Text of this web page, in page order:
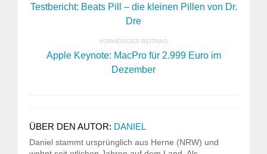
Testbericht: Beats Pill – die kleinen Pillen von Dr.
Dre
VORHERIGER BEITRAG
Apple Keynote: MacPro für 2.999 Euro im
Dezember
ÜBER DEN AUTOR: DANIEL
Daniel stammt ursprünglich aus Herne (NRW) und